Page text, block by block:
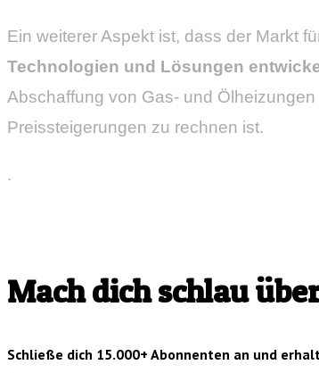
Ein weiterer Aspekt ist, dass der Markt
Technologien und Lösungen
Abschaffung von Gas- und
Preissteigerungen zu rechnen ist.
.
Mach dich schlau
Schließe dich 15.000+ Abonnenten an und